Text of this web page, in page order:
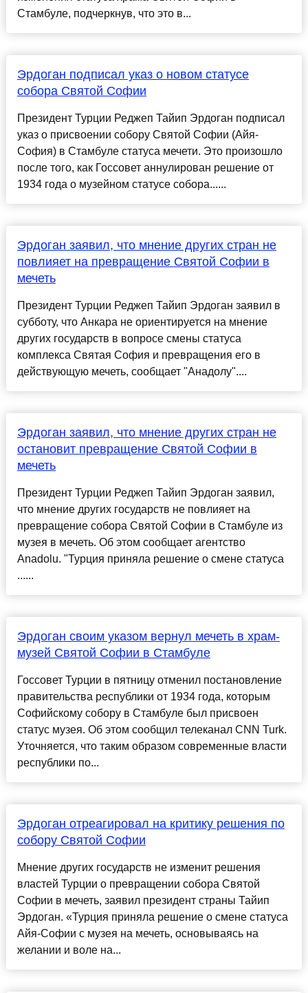
Стамбуле, подчеркнув, что это в...
Эрдоган подписал указ о новом статусе
собора Святой Софии
Президент Турции Реджеп Тайип Эрдоган подписал
указ о присвоении собору Святой Софии (Айя-
София) в Стамбуле статуса мечети. Это произошло
после того, как Госсовет аннулирован решение от
1934 года о музейном статусе собора......
Эрдоган заявил, что мнение других стран не
повлияет на превращение Святой Софии в
мечеть
Президент Турции Реджеп Тайип Эрдоган заявил в
субботу, что Анкара не ориентируется на мнение
других государств в вопросе смены статуса
комплекса Святая София и превращения его в
действующую мечеть, сообщает "Анадолу"....
Эрдоган заявил, что мнение других стран не
остановит превращение Святой Софии в
мечеть
Президент Турции Реджеп Тайип Эрдоган заявил,
что мнение других государств не повлияет на
превращение собора Святой Софии в Стамбуле из
музея в мечеть. Об этом сообщает агентство
Anadolu. "Турция приняла решение о смене статуса
......
Эрдоган своим указом вернул мечеть в храм-
музей Святой Софии в Стамбуле
Госсовет Турции в пятницу отменил постановление
правительства республики от 1934 года, которым
Софийскому собору в Стамбуле был присвоен
статус музея. Об этом сообщил телеканал CNN Turk.
Уточняется, что таким образом современные власти
республики по...
Эрдоган отреагировал на критику решения по
собору Святой Софии
Мнение других государств не изменит решения
властей Турции о превращении собора Святой
Софии в мечеть, заявил президент страны Тайип
Эрдоган. «Турция приняла решение о смене статуса
Айя-Софии с музея на мечеть, основываясь на
желании и воле на...